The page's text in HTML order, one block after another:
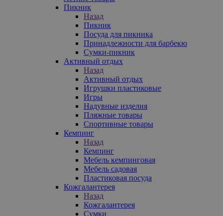
Пикник
Назад
Пикник
Посуда для пикника
Принадлежности для барбекю
Сумки-пикник
Активный отдых
Назад
Активный отдых
Игрушки пластиковые
Игры
Надувные изделия
Пляжные товары
Спортивные товары
Кемпинг
Назад
Кемпинг
Мебель кемпинговая
Мебель садовая
Пластиковая посуда
Кожгалантерея
Назад
Кожгалантерея
Сумки